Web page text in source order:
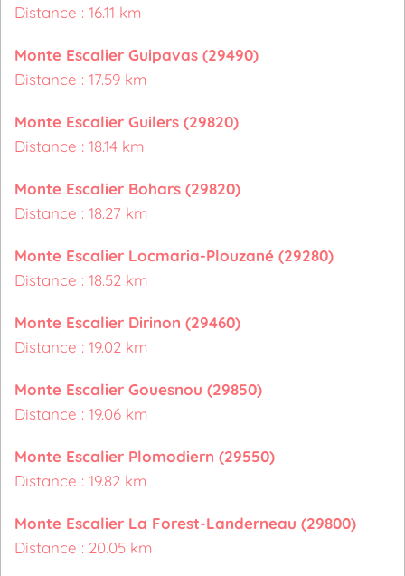
Distance : 16.11 km
Monte Escalier Guipavas (29490)
Distance : 17.59 km
Monte Escalier Guilers (29820)
Distance : 18.14 km
Monte Escalier Bohars (29820)
Distance : 18.27 km
Monte Escalier Locmaria-Plouzané (29280)
Distance : 18.52 km
Monte Escalier Dirinon (29460)
Distance : 19.02 km
Monte Escalier Gouesnou (29850)
Distance : 19.06 km
Monte Escalier Plomodiern (29550)
Distance : 19.82 km
Monte Escalier La Forest-Landerneau (29800)
Distance : 20.05 km